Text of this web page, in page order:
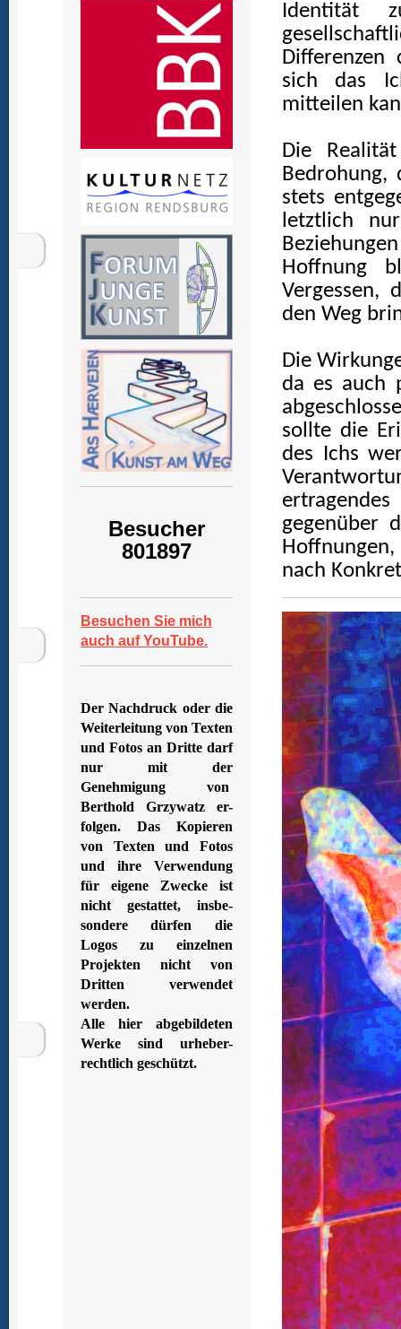
Besucher
801897
Besuchen Sie mich
auch auf YouTube.
Der Nachdruck oder die
Weiterleitung von Texten
und Fotos an Dritte darf
nur mit der
Genehmigung von
Berthold Grzywatz er-
folgen. Das Kopieren
von Texten und Fotos
und ihre Verwendung
für eigene Zwecke ist
nicht gestattet, insbe-
sondere dürfen die
Logos zu einzelnen
Projekten nicht von
Dritten verwendet
werden.
Alle hier abgebildeten
Werke sind urheber-
rechtlich geschützt.
Identität
Differenzen
sich das
mitteilen
Die
Bedrohung,
stets
letztlich
Hoffnung
Vergessen,
den Weg
Die
da es auch
sollte die
des Ichs
gegenüber
Hoffnungen,
nach